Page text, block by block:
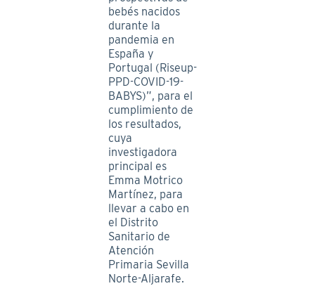
bebés nacidos
durante la
pandemia en
España y
Portugal (Riseup-
PPD-COVID-19-
BABYS)”, para el
cumplimiento de
los resultados,
cuya
investigadora
principal es
Emma Motrico
Martínez, para
llevar a cabo en
el Distrito
Sanitario de
Atención
Primaria Sevilla
Norte-Aljarafe.